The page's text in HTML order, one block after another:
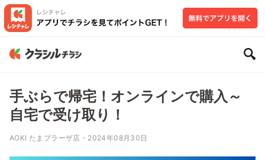
手ぶらで帰宅！オンラインで購入～
自宅で受け取り！
AOKI たまプラーザ店・2024年08月30日